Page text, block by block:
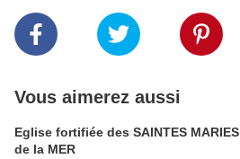
Vous aimerez aussi
Eglise fortifiée des SAINTES MARIES
de la MER